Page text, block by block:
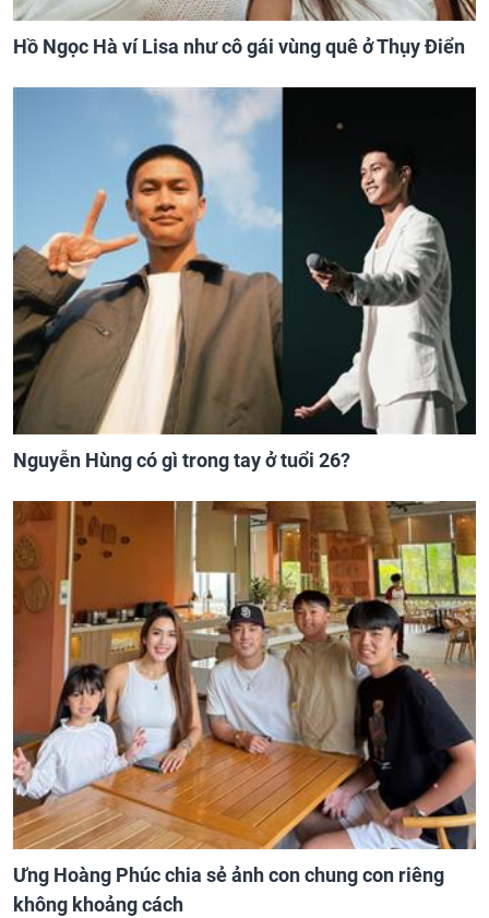
Hồ Ngọc Hà ví Lisa như cô gái vùng quê ở Thụy Điển
Nguyễn Hùng có gì trong tay ở tuổi 26?
Ưng Hoàng Phúc chia sẻ ảnh con chung con riêng
không khoảng cách